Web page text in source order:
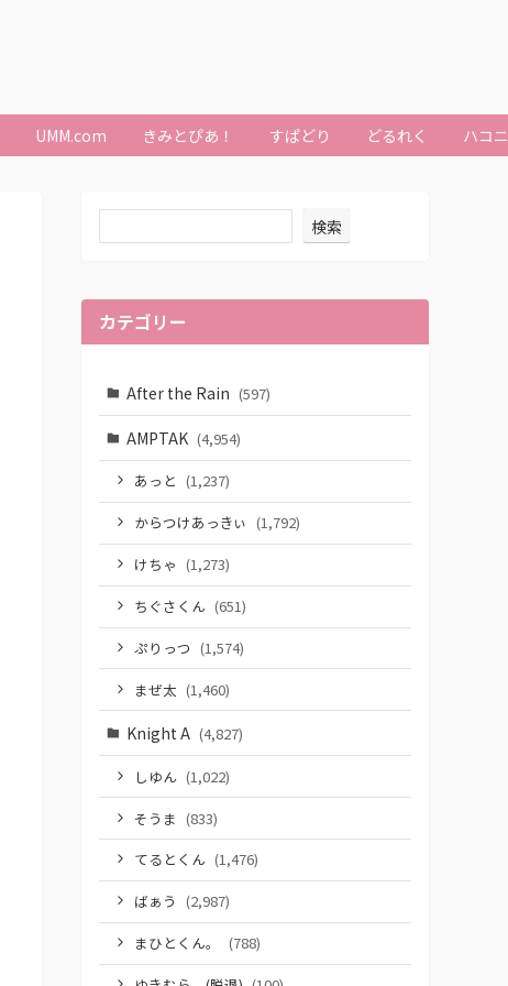
UMM.com きみとぴあ！ すぱどり どるれく ハコ
検索
カテゴリー
After the Rain (597)
AMPTAK (4,954)
あっと (1,237)
からつけあっきぃ (1,792)
けちゃ (1,273)
ちぐさくん (651)
ぷりっつ (1,574)
まぜ太 (1,460)
Knight A (4,827)
しゆん (1,022)
そうま (833)
てるとくん (1,476)
ばぁう (2,987)
まひとくん。
(788)